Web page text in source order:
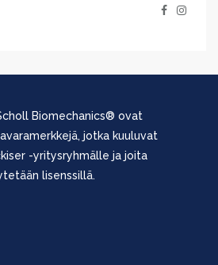
Biomechanics® ovat
jotka kuuluvat
-yritysryhmälle ja joita
lisenssillä.